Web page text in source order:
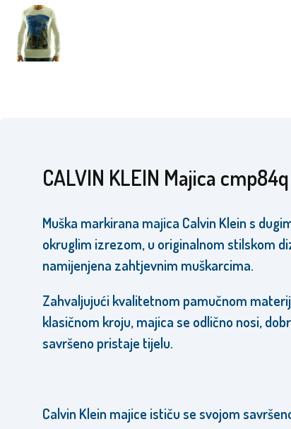
CALVIN KLEIN Majica
Muška markirana majica Calvin Klein s
okruglim izrezom, u originalnom stilskom
namijenjena zahtjevnim muškarcima.
Zahvaljujući kvalitetnom pamučnom
klasičnom kroju, majica se odlično nosi,
savršeno pristaje tijelu.
Calvin Klein majice ističu se svojom